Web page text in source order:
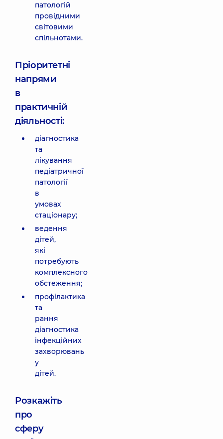
патологій
провідними
світовими
спільнотами.
Пріоритетні
напрями
в
практичній
діяльності:
діагностика
та
лікування
педіатричної
патології
в
умовах
стаціонару;
ведення
дітей,
які
потребують
комплексного
обстеження;
профілактика
та
рання
діагностика
інфекційних
захворювань
у
дітей.
Розкажіть
про
сферу